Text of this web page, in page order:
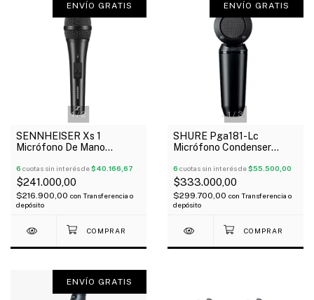
1/2
ENVÍO GRATIS
SENNHEISER Xs 1
Micrófono De Mano
Conector Xlr
6 cuotas sin interés de$40.166,67
$241.000,00
$216.900,00 con Transferencia o
depósito
1/3
ENVÍO GRATIS
SHURE Pga181-Lc
Micrófono Condenser
Lateral
6 cuotas sin interés de$55.500,00
$333.000,00
$299.700,00 con Transferencia o
depósito
ENVÍO GRATIS